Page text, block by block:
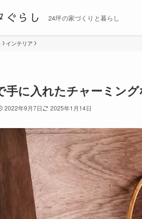
ぐらし 24坪の家づくりと暮らし
インテリア
手に入れたチャーミン
2022年9月7日 2025年1月14日